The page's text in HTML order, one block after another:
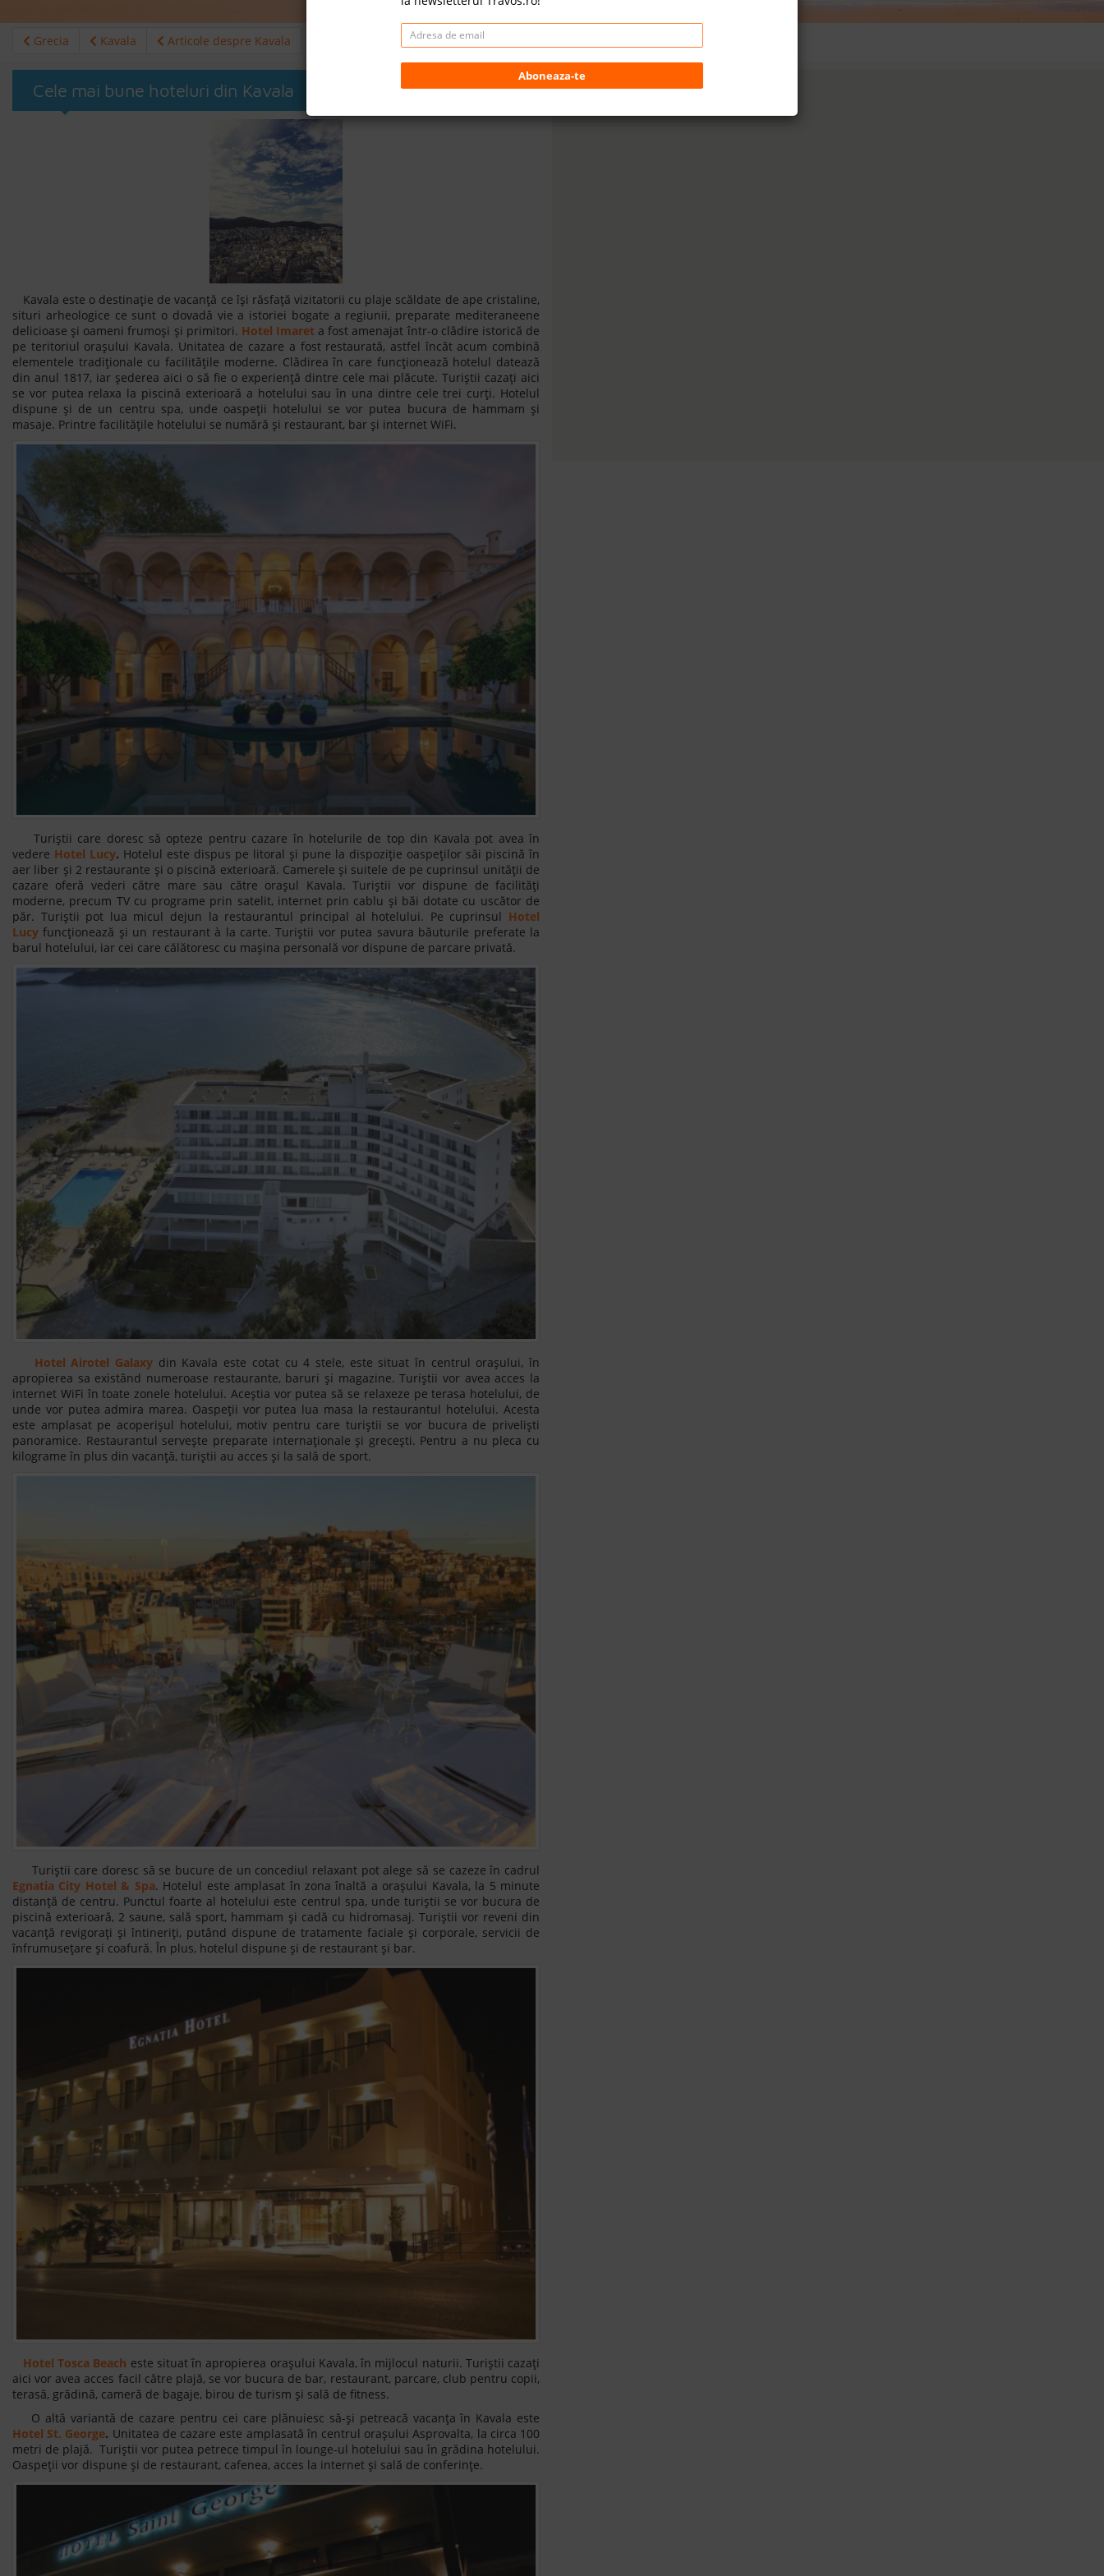
Grecia Kavala Articole despre Kavala
Cele mai bune hoteluri din Kavala
Kavala este o destinație de vacanță ce își răsfață vizitatorii cu plaje scăldate de ape cristaline,
situri arheologice ce sunt o dovadă vie a istoriei bogate a regiunii, preparate mediteraneene
delicioase și oameni frumoși și primitori. Hotel Imaret a fost amenajat într-o clădire istorică de
pe teritoriul orașului Kavala. Unitatea de cazare a fost restaurată, astfel încât acum combină
elementele tradiționale cu facilitățile moderne. Clădirea în care funcționează hotelul datează
din anul 1817, iar șederea aici o să fie o experiență dintre cele mai plăcute. Turiștii cazați aici
se vor putea relaxa la piscină exterioară a hotelului sau în una dintre cele trei curți. Hotelul
dispune și de un centru spa, unde oaspeții hotelului se vor putea bucura de hammam și
masaje. Printre facilitățile hotelului se numără și restaurant, bar și internet WiFi.
Turiștii care doresc să opteze pentru cazare în hotelurile de top din Kavala pot avea în
vedere Hotel Lucy. Hotelul este dispus pe litoral și pune la dispoziție oaspeților săi piscină în
aer liber și 2 restaurante și o piscină exterioară. Camerele și suitele de pe cuprinsul unității de
cazare oferă vederi către mare sau către orașul Kavala. Turiștii vor dispune de facilități
moderne, precum TV cu programe prin satelit, internet prin cablu și băi dotate cu uscător de
păr. Turiștii pot lua micul dejun la restaurantul principal al hotelului. Pe cuprinsul Hotel
Lucy funcționează și un restaurant à la carte. Turiștii vor putea savura băuturile preferate la
barul hotelului, iar cei care călătoresc cu mașina personală vor dispune de parcare privată.
Hotel Airotel Galaxy din Kavala este cotat cu 4 stele, este situat în centrul orașului, în
apropierea sa existând numeroase restaurante, baruri și magazine. Turiștii vor avea acces la
internet WiFi în toate zonele hotelului. Aceștia vor putea să se relaxeze pe terasa hotelului, de
unde vor putea admira marea. Oaspeții vor putea lua masa la restaurantul hotelului. Acesta
este amplasat pe acoperișul hotelului, motiv pentru care turiștii se vor bucura de priveliști
panoramice. Restaurantul servește preparate internaționale și grecești. Pentru a nu pleca cu
kilograme în plus din vacanță, turiștii au acces și la sală de sport.
Turiștii care doresc să se bucure de un concediul relaxant pot alege să se cazeze în cadrul
Egnatia City Hotel & Spa. Hotelul este amplasat în zona înaltă a orașului Kavala, la 5 minute
distanță de centru. Punctul foarte al hotelului este centrul spa, unde turiștii se vor bucura de
piscină exterioară, 2 saune, sală sport, hammam și cadă cu hidromasaj. Turiștii vor reveni din
vacanță revigorați și întineriți, putând dispune de tratamente faciale și corporale, servicii de
înfrumusețare și coafură. În plus, hotelul dispune și de restaurant și bar.
Hotel Tosca Beach este situat în apropierea orașului Kavala, în mijlocul naturii. Turiștii cazați
aici vor avea acces facil către plajă, se vor bucura de bar, restaurant, parcare, club pentru copii,
terasă, grădină, cameră de bagaje, birou de turism și sală de fitness.
O altă variantă de cazare pentru cei care plănuiesc să-și petreacă vacanța în Kavala este
Hotel St. George. Unitatea de cazare este amplasată în centrul orașului Asprovalta, la circa 100
metri de plajă. Turiștii vor putea petrece timpul în lounge-ul hotelului sau în grădina hotelului.
Oaspeții vor dispune și de restaurant, cafenea, acces la internet și sală de conferințe.
Aboneaza-te